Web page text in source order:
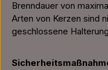
Brenndauer von
Arten von Kerzen sind
geschlossene